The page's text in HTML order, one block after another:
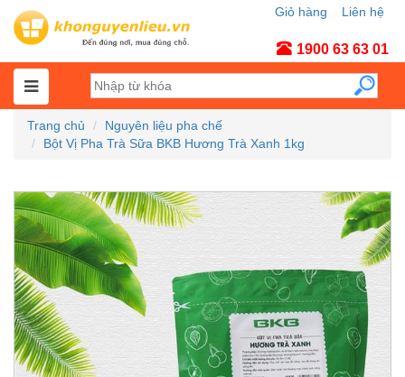
Liên hệ
Giỏ hàng
1900 63 63 01
Trang chủ
Nguyên liệu pha chế
Bột Vị Pha Trà Sữa BKB Hương Trà Xanh 1kg